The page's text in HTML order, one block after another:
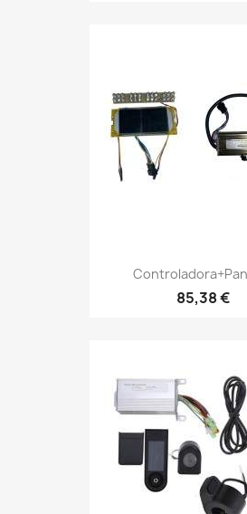
85,38 €